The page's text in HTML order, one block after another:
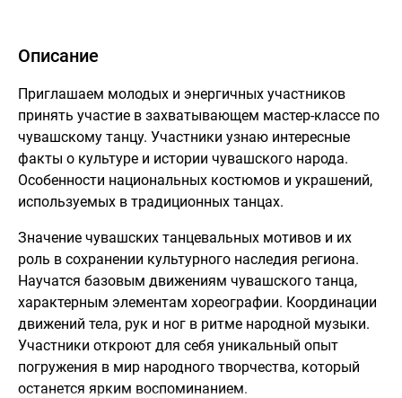
Описание
Приглашаем молодых и энергичных участников
принять участие в захватывающем мастер-классе по
чувашскому танцу. Участники узнаю интересные
факты о культуре и истории чувашского народа.
Особенности национальных костюмов и украшений,
используемых в традиционных танцах.
Значение чувашских танцевальных мотивов и их
роль в сохранении культурного наследия региона.
Научатся базовым движениям чувашского танца,
характерным элементам хореографии. Координации
движений тела, рук и ног в ритме народной музыки.
Участники откроют для себя уникальный опыт
погружения в мир народного творчества, который
останется ярким воспоминанием.